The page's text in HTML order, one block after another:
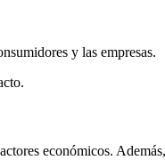
y las empresas.
económicos.